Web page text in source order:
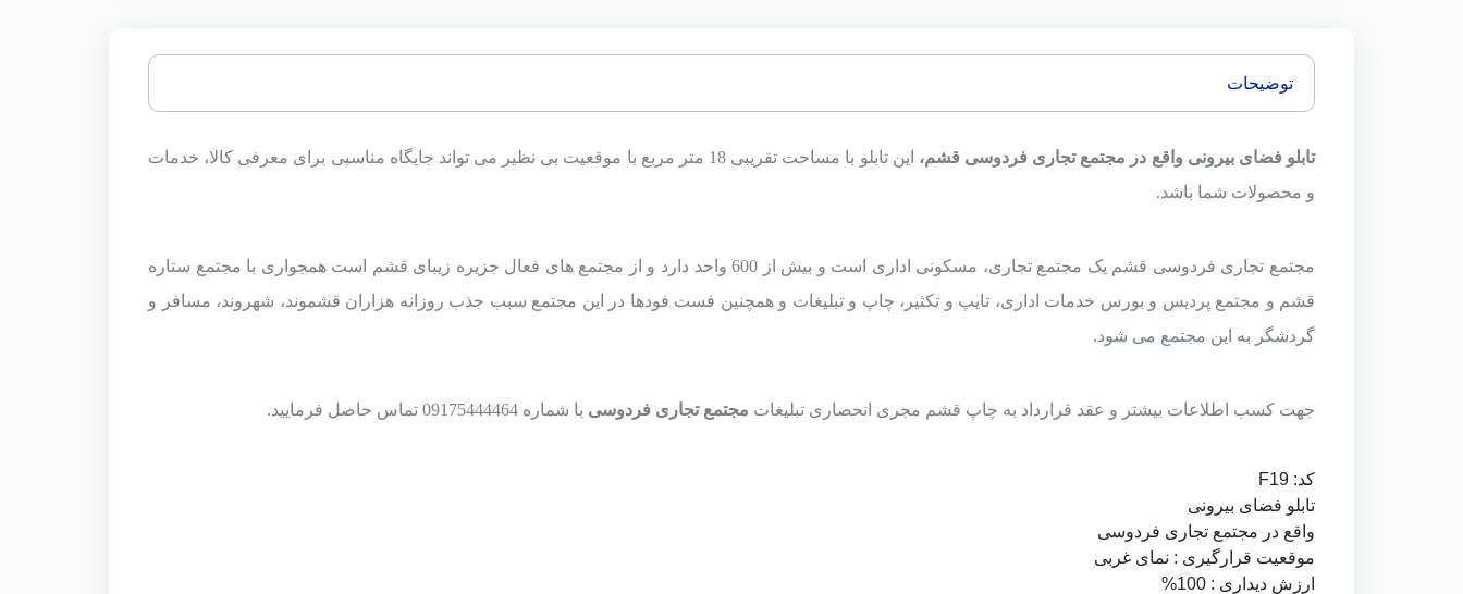
توضیحات
تابلو فضای بیرونی واقع در مجتمع تجاری فردوسی قشم،
این تابلو با مساحت تقریبی 18 متر مربع با موقعیت بی نظیر می تواند جایگاه مناسبی برای معرفی کالا، خدمات
و محصولات شما باشد.
مجتمع تجاری فردوسی قشم یک مجتمع تجاری، مسکونی اداری است و بیش از 600 واحد دارد و از مجتمع های فعال جزیره زیبای قشم است همجواری با
مجتمع ستاره
قشم و مجتمع پردیس و بورس خدمات اداری، تایپ و تکثیر، چاپ و تبلیغات و همچنین فست فودها در این مجتمع سبب جذب روزانه هزاران قشموند، شهروند، مسافر و
گردشگر به این مجتمع می شود.
جهت کسب اطلاعات بیشتر و عقد قرارداد به چاپ قشم مجری انحصاری تبلیغات مجتمع تجاری فردوسی با شماره 09175444464 تماس حاصل فرمایید.
کد: F19
تابلو فضای بیرونی
واقع در مجتمع تجاری فردوسی
موقعیت قرارگیری : نمای غربی
ارزش دیداری : 100%